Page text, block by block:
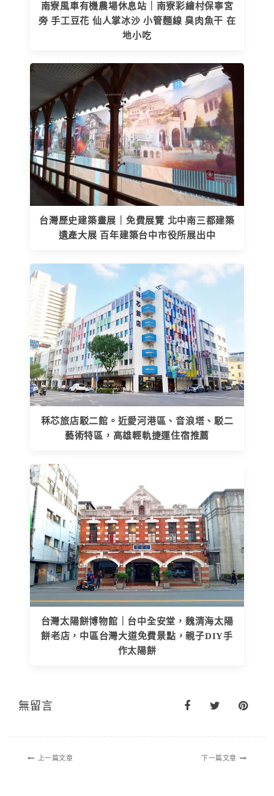
南寮風車有機農場休息站｜南寮彩繪村保寧宮
旁 手工豆花 仙人掌冰沙 小管麵線 臭肉魚干 在
地小吃
台灣歷史建築畫展｜免費展覽 北中南三都建築
遺產大展 百年建築台中市役所展出中
秝芯旅店駁二館。近愛河港區、音浪塔、駁二
藝術特區，高雄輕軌捷運住宿推薦
台灣太陽餅博物館｜台中全安堂，魏清海太陽
餅老店，中區台灣大道免費景點，親子DIY手
作太陽餅
無留言
上一篇文章 下一篇文章